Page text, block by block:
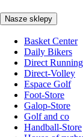
Nasze sklepy
Basket Center
Daily Bikers
Direct Running
Direct-Volley
Espace Golf
Foot-Store
Galop-Store
Golf and co
Handball-Store